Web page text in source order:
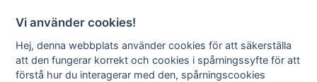
Vi använder cookies!
Hej, denna webbplats använder cookies för att säkerställa
att den fungerar korrekt och cookies i spårningssyfte för att
förstå hur du interagerar med den, spårningscookies